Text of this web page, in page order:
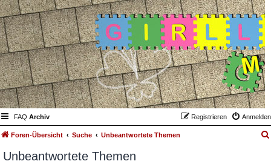
FAQ Archiv Anmelden
Registrieren
Foren-Übersicht Suche Unbeantwortete Themen
Unbeantwortete Themen